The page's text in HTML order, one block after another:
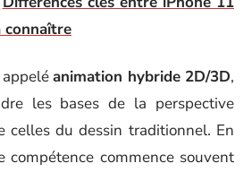
connaître
appeléanimation hybride 2D/3D,
les bases de la perspective
celles du dessin traditionnel. En
compétence commence souvent